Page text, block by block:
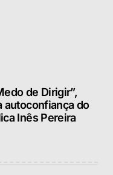
de Dirigir”,
autoconfiança do
Inês Pereira